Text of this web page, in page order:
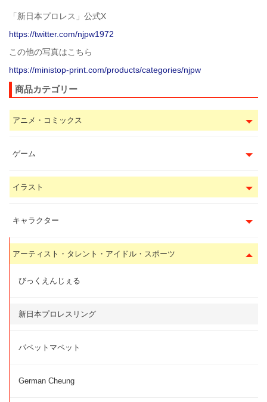
「新日本プロレス」公式X
https://twitter.com/njpw1972
この他の写真はこちら
https://ministop-print.com/products/categories/njpw
商品カテゴリー
アニメ・コミックス
ゲーム
イラスト
キャラクター
アーティスト・タレント・アイドル・スポーツ
びっくえんじぇる
新日本プロレスリング
パペットマペット
German Cheung